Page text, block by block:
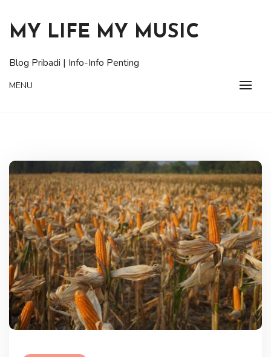
content
MY LIFE MY MUSIC
Blog Pribadi | Info-Info Penting
MENU